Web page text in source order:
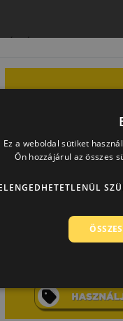
SUV járművekhez.
Ez a weboldal sütiket
Ön hozzájárul az összes